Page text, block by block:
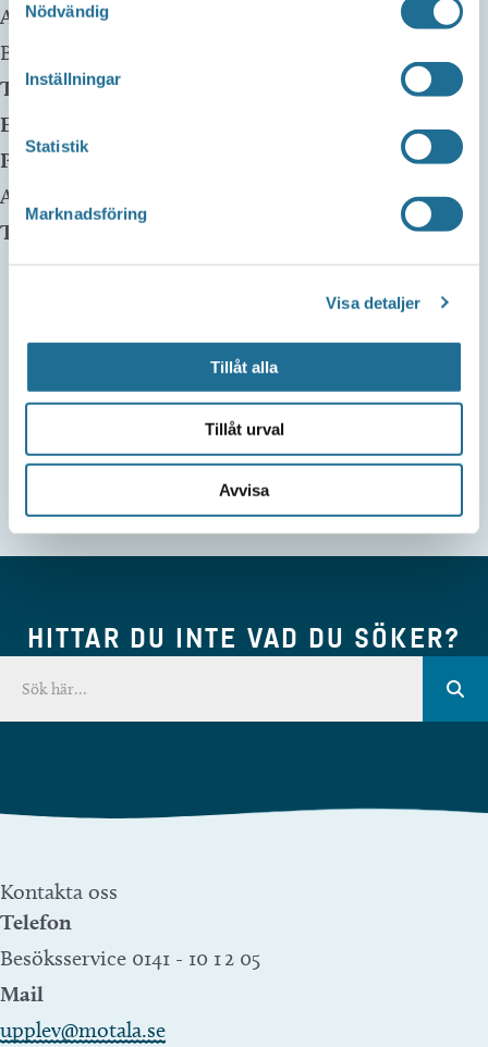
Nödvändig
Inställningar
Statistik
Marknadsföring
Visa detaljer
Tillåt alla
Tillåt urval
Avvisa
Adress: Husbyvägen 13
Borensberg
Telefon:0141-22 58 75
E-mail:
Pris:Gratis
Arrangör:
Telefonnummer arrangör:
HITTAR DU INTE VAD DU SÖKER?
Kontakta oss
Telefon
Besöksservice 0141 - 10 1 2 05
Mail
upplev@motala.se